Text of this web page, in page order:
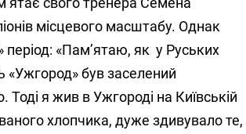
місцевого масштабу. Однак
період: «Пам’ятаю, як у Руських
«Ужгород» був заселений
Тоді я жив в Ужгороді на Київській
хлопчика, дуже здивувало те,